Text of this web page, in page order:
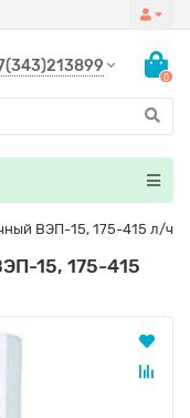
0
ВЭП-15, 175-415 л/ч
15, 175-415